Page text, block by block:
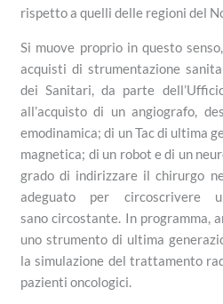
rispetto a quelli delle regioni del
Si muove proprio in questo
acquisti di strumentazione
dei Sanitari, da parte
all’acquisto di un angiografo,
emodinamica; di un Tac di ultima
magnetica; di un robot e di un
grado di indirizzare il chirurgo
adeguato per circoscrivere
sano circostante. In programma,
uno strumento di ultima
la simulazione del trattamento
pazienti oncologici.